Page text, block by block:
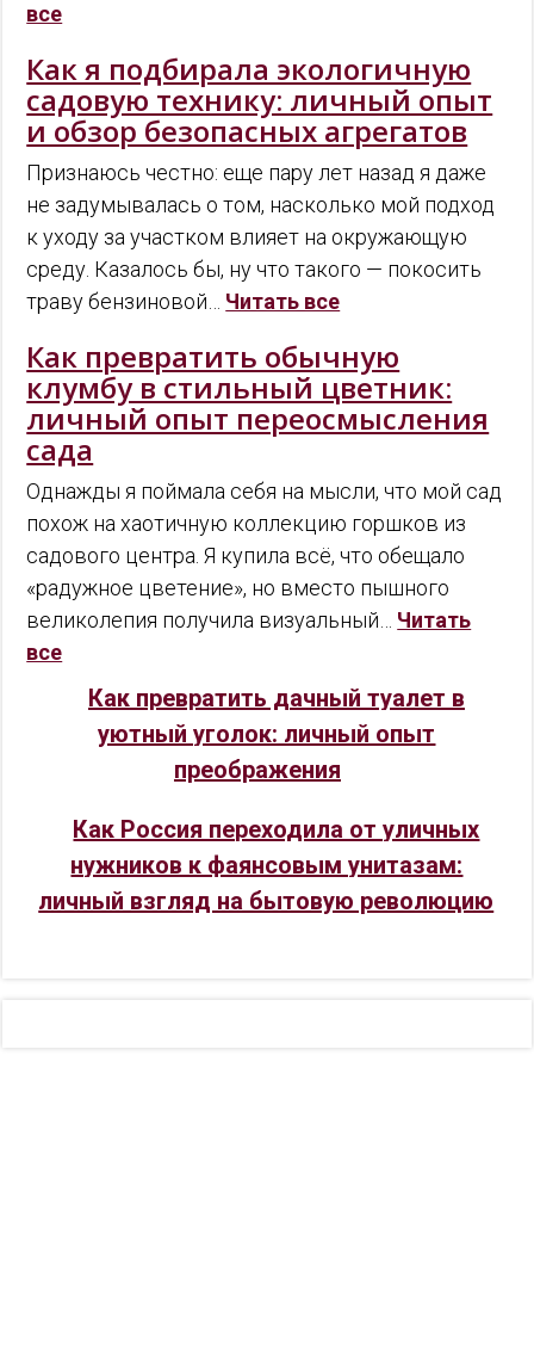
все
Как я подбирала экологичную
садовую технику: личный опыт
и обзор безопасных агрегатов
Признаюсь честно: еще пару лет назад я даже
не задумывалась о том, насколько мой подход
к уходу за участком влияет на окружающую
среду. Казалось бы, ну что такого — покосить
траву бензиновой… Читать все
Как превратить обычную
клумбу в стильный цветник:
личный опыт переосмысления
сада
Однажды я поймала себя на мысли, что мой сад
похож на хаотичную коллекцию горшков из
садового центра. Я купила всё, что обещало
«радужное цветение», но вместо пышного
великолепия получила визуальный… Читать
все
Как превратить дачный туалет в
уютный уголок: личный опыт
преображения
Как Россия переходила от уличных
нужников к фаянсовым унитазам:
личный взгляд на бытовую революцию